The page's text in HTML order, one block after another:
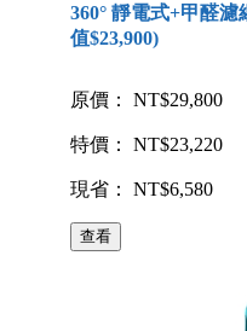
360° 靜電式+甲醛濾
值$23,900)
原價： NT$29,800
特價： NT$23,220
現省： NT$6,580
查看